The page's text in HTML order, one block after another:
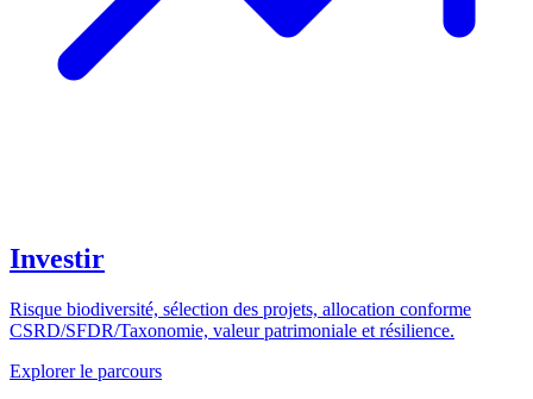
Investir
Risque biodiversité, sélection des projets, allocation conforme
CSRD/SFDR/Taxonomie, valeur patrimoniale et résilience.
Explorer le parcours